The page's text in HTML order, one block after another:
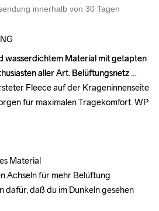
innerhalb von 30 Tagen
wasserdichtem Material mit getapten
aller Art. Belüftungsnetz
Fleece auf der Krageninnenseite
für maximalen Tragekomfort. WP
Material
Achseln für mehr Belüftung
dafür, daß du im Dunkeln gesehen
wasserdichtem Material mit getapten
aller Art. Belüftungsnetz
Fleece auf der Krageninnenseite
für maximalen Tragekomfort. WP
Material
Achseln für mehr Belüftung
dafür, daß du im Dunkeln gesehen